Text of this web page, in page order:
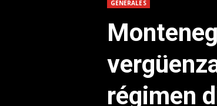
GENERALES
régimen